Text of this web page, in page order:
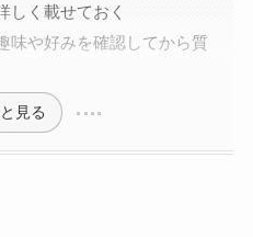
しく載せておく
味や好みを確認してから質
見る